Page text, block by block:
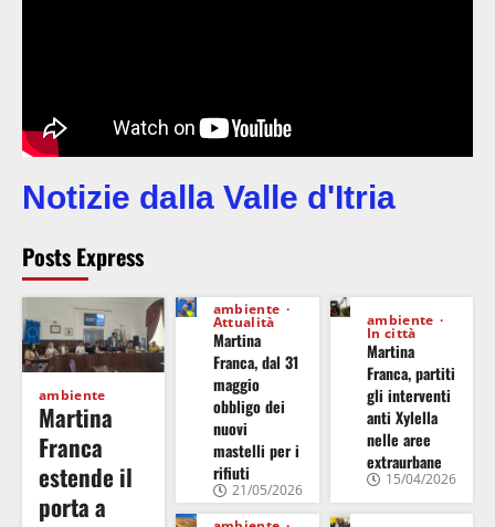
Notizie dalla Valle d'Itria
Posts Express
ambiente
Martina
Franca
estende il
porta a
ambiente
Attualità
Martina
Franca, dal 31
maggio
obbligo dei
nuovi
mastelli per i
rifiuti
21/05/2026
ambiente
In città
Martina
Franca, partiti
gli interventi
anti Xylella
nelle aree
extraurbane
15/04/2026